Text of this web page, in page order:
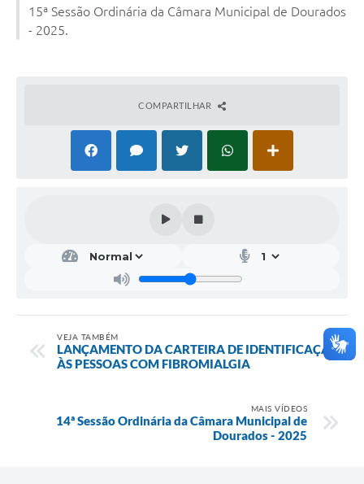
15ª Sessão Ordinária da Câmara Municipal de Dourados
- 2025.
COMPARTILHAR
VEJA TAMBÉM
LANÇAMENTO DA CARTEIRA DE IDENTIFICAÇÃO
ÀS PESSOAS COM FIBROMIALGIA
MAIS VÍDEOS
14ª Sessão Ordinária da Câmara Municipal de
Dourados - 2025